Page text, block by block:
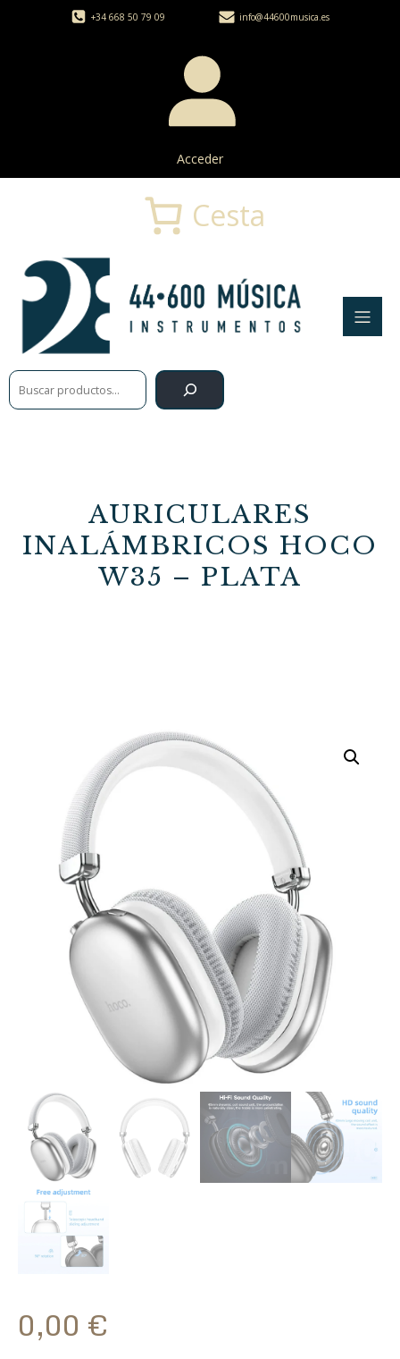
+34 668 50 79 09 info@44600musica.es
Acceder
Buscar
Cesta
AURICULARES
INALÁMBRICOS HOCO
W35 – PLATA
0,00 €